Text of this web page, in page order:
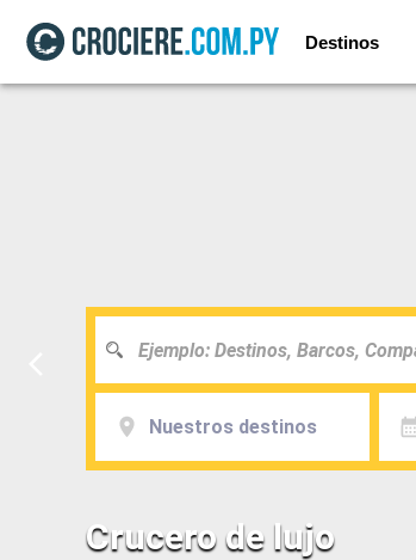
Destinos
Nuestros destinos
Crucero de lujo